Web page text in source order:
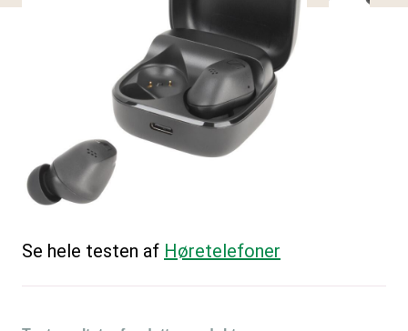
Se hele testen af Høretelefoner